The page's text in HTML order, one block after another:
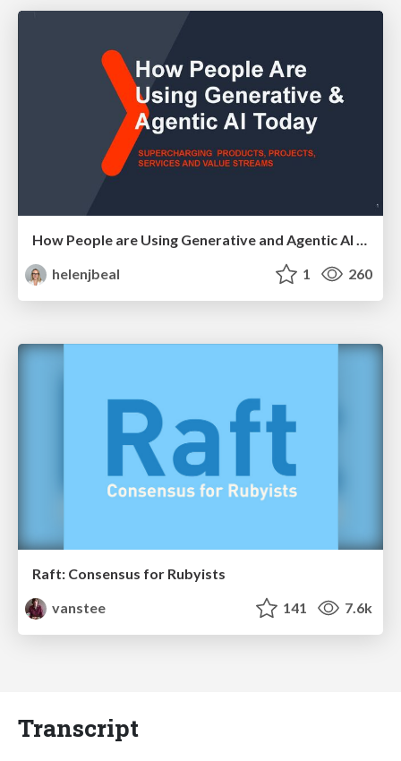
How People are Using Generative and Agentic AI to Supercharge Their Products, Projects, Services and Value Streams Today
helenjbeal
1 260
Raft: Consensus for Rubyists
vanstee
141 7.6k
Transcript